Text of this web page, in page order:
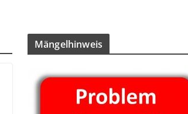
Män­gel­hin­weis